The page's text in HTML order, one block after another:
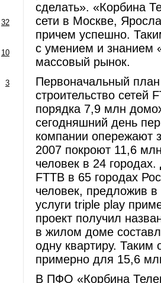
32
10
3
сделать». «Корбина
сети в Москве,
причем успешно.
с умением и знанием
массовый рынок.
Первоначальный
строительство сетей
порядка 7,9 млн
сегодняшний день
компании опережают
2007 покроют 11,6
человек в 24
FTTB в 65 городах
человек, предложив в
услуги triple play
проект получил
в жилом доме
одну квартиру. Таким
примерно для 15,6
В ПФО «Корбина